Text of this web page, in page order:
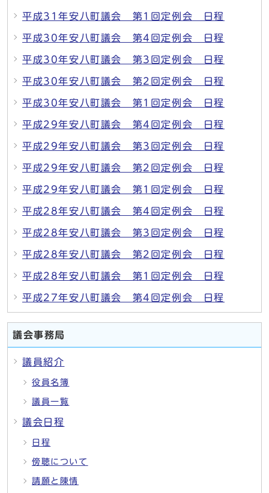
平成31年安八町議会 第1回定例会 日程
平成30年安八町議会 第4回定例会 日程
平成30年安八町議会 第3回定例会 日程
平成30年安八町議会 第2回定例会 日程
平成30年安八町議会 第1回定例会 日程
平成29年安八町議会 第4回定例会 日程
平成29年安八町議会 第3回定例会 日程
平成29年安八町議会 第2回定例会 日程
平成29年安八町議会 第1回定例会 日程
平成28年安八町議会 第4回定例会 日程
平成28年安八町議会 第3回定例会 日程
平成28年安八町議会 第2回定例会 日程
平成28年安八町議会 第1回定例会 日程
平成27年安八町議会 第4回定例会 日程
議会事務局
議員紹介
役員名簿
議員一覧
議会日程
日程
傍聴について
請願と陳情